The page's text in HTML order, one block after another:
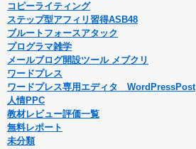
コピーライティング
ステップ型アフィリ習得ASB48
ブルートフォースアタック
プログラマ雑学
メールブログ開設ツール メブクリ
ワードプレス
ワードプレス専用エディタ WordPressPost
人情PPC
教材レビュー評価一覧
無料レポート
未分類